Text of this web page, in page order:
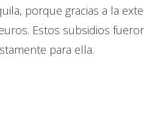
porque gracias a la
Estos subsidios
para ella.